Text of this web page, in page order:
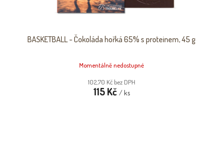
BASKETBALL - Čokoláda hořká 65% s proteinem, 45 g
Momentálně nedostupné
102,70 Kč bez DPH
115 Kč / ks